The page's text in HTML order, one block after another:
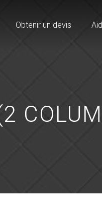
Obtenir un devis